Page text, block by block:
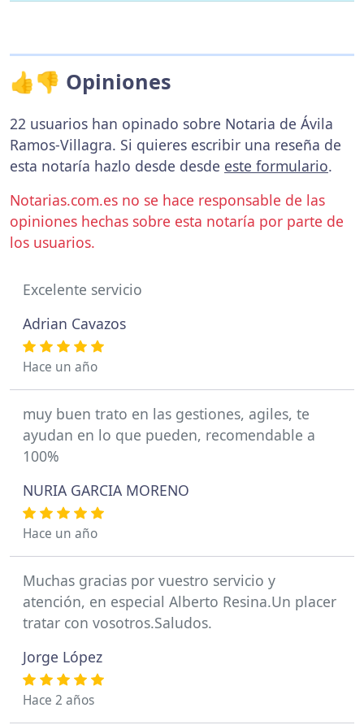
👍👎 Opiniones
22 usuarios han opinado sobre Notaria de Ávila
Ramos-Villagra. Si quieres escribir una reseña de
esta notaría hazlo desde desde este formulario.
Notarias.com.es no se hace responsable de las
opiniones hechas sobre esta notaría por parte de
los usuarios.
Excelente servicio
Adrian Cavazos
Hace un año
muy buen trato en las gestiones, agiles, te
ayudan en lo que pueden, recomendable a
100%
NURIA GARCIA MORENO
Hace un año
Muchas gracias por vuestro servicio y
atención, en especial Alberto Resina.Un placer
tratar con vosotros.Saludos.
Jorge López
Hace 2 años